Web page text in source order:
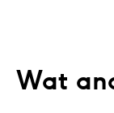
Wat